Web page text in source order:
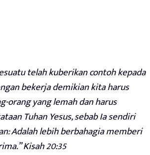
telah kuberikan contoh kepada
bekerja demikian kita harus
orang yang lemah dan harus
Tuhan Yesus, sebab Ia sendiri
Adalah lebih berbahagia memberi
Kisah 20:35